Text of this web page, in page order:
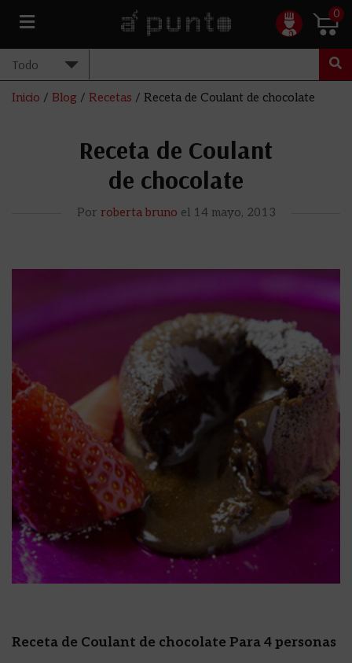
0
Inicio / Blog / Recetas / Receta de Coulant de chocolate
Receta de Coulant
de chocolate
Por roberta bruno el 14 mayo, 2013
Receta de Coulant de chocolate Para 4 personas